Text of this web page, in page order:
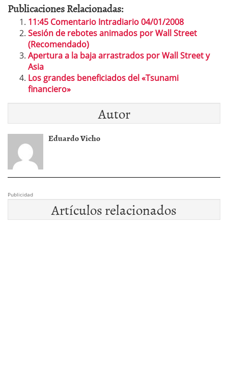
Publicaciones Relacionadas:
11:45 Comentario Intradiario 04/01/2008
Sesión de rebotes animados por Wall Street
(Recomendado)
Apertura a la baja arrastrados por Wall Street y
Asia
Los grandes beneficiados del «Tsunami
financiero»
Autor
Eduardo Vicho
Publicidad
Artículos relacionados